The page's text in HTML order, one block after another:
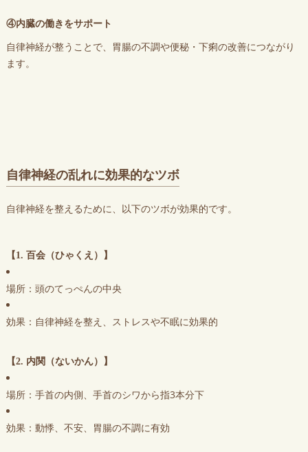
④内臓の働きをサポート
自律神経が整うことで、胃腸の不調や便秘・下痢の改善につながり
ます。
自律神経の乱れに効果的なツボ
自律神経を整えるために、以下のツボが効果的です。
【1. 百会（ひゃくえ）】
場所：頭のてっぺんの中央
効果：自律神経を整え、ストレスや不眠に効果的
【2. 内関（ないかん）】
場所：手首の内側、手首のシワから指3本分下
効果：動悸、不安、胃腸の不調に有効